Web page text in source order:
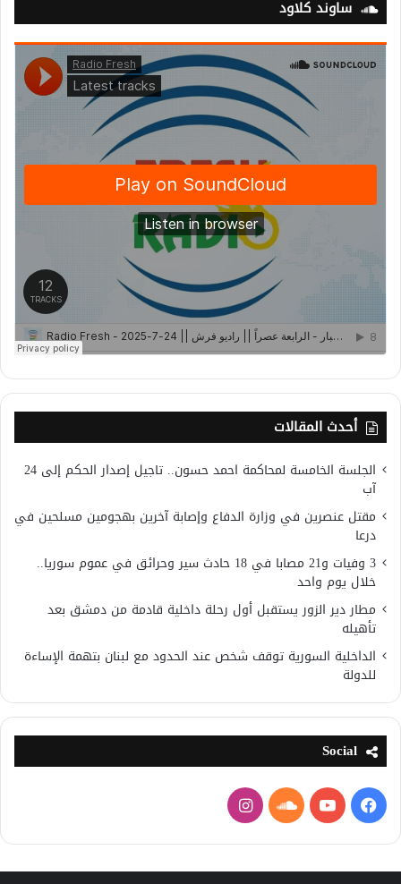
ساوند كلاود
أحدث المقالات
الجلسة الخامسة لمحاكمة احمد حسون.. تاجيل إصدار الحكم إلى 24
آب
مقتل عنصرين في وزارة الدفاع وإصابة آخرين بهجومين مسلحين في
درعا
3 وفيات و21 مصابا في 18 حادث سير وحرائق في عموم سوريا..
خلال يوم واحد
مطار دير الزور يستقبل أول رحلة داخلية قادمة من دمشق بعد
تأهيله
الداخلية السورية توقف شخص عند الحدود مع لبنان بتهمة الإساءة
للدولة
Social
فيسبوكيوتيوبساوند
كلاود
انستقرام